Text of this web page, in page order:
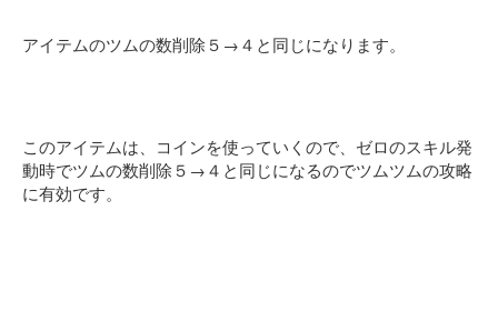
アイテムのツムの数削除５→４と同じになります。
このアイテムは、コインを使っていくので、ゼロのスキル発
動時でツムの数削除５→４と同じになるのでツムツムの攻略
に有効です。